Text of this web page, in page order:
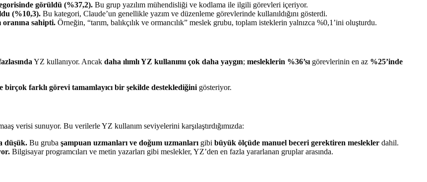
görüldü (%37,2). Bu grup yazılım mühendisliği ve kodlama ile ilgili görevleri içeriyor.
(%10,3). Bu kategori, Claude’un genellikle yazım ve düzenleme görevlerinde kullanıldığını gösterdi.
oranına sahipti. Örneğin, “tarım, balıkçılık ve ormancılık” meslek grubu, toplam isteklerin yalnızca %0,1’ini oluşturdu.
YZ kullanıyor. Ancak daha ılımlı YZ kullanımı çok daha yaygın; mesleklerin %36’sı görevlerinin en az %25’inde
birçok farklı görevi tamamlayıcı bir şekilde desteklediğini gösteriyor.
verisi sunuyor. Bu verilerle YZ kullanım seviyelerini karşılaştırdığımızda:
düşük. Bu gruba şampuan uzmanları ve doğum uzmanlarıgibi büyük ölçüde manuel beceri gerektiren meslekler dahil.
Bilgisayar programcıları ve metin yazarları gibi meslekler, YZ’den en fazla yararlanan gruplar arasında.